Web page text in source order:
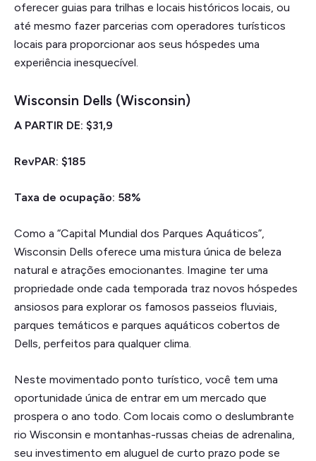
oferecer guias para trilhas e locais históricos locais, ou
até mesmo fazer parcerias com operadores turísticos
locais para proporcionar aos seus hóspedes uma
experiência inesquecível.
Wisconsin Dells (Wisconsin)
A PARTIR DE: $31,9
RevPAR: $185
Taxa de ocupação: 58%
Como a “Capital Mundial dos Parques Aquáticos”,
Wisconsin Dells oferece uma mistura única de beleza
natural e atrações emocionantes. Imagine ter uma
propriedade onde cada temporada traz novos hóspedes
ansiosos para explorar os famosos passeios fluviais,
parques temáticos e parques aquáticos cobertos de
Dells, perfeitos para qualquer clima.
Neste movimentado ponto turístico, você tem uma
oportunidade única de entrar em um mercado que
prospera o ano todo. Com locais como o deslumbrante
rio Wisconsin e montanhas-russas cheias de adrenalina,
seu investimento em aluguel de curto prazo pode se